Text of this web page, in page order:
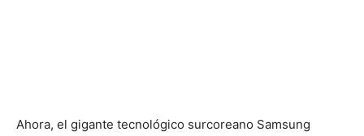
Ahora, el gigante tecnológico surcoreano Samsung